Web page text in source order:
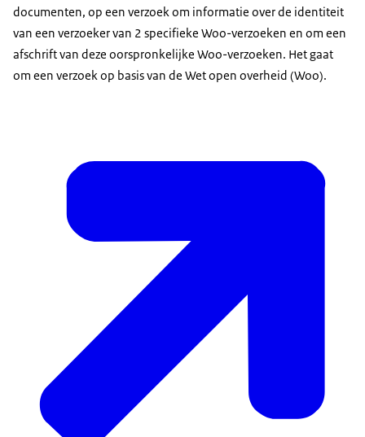
documenten, op een verzoek om informatie over de identiteit
van een verzoeker van 2 specifieke Woo-verzoeken en om een
afschrift van deze oorspronkelijke Woo-verzoeken. Het gaat
om een verzoek op basis van de Wet open overheid (Woo).